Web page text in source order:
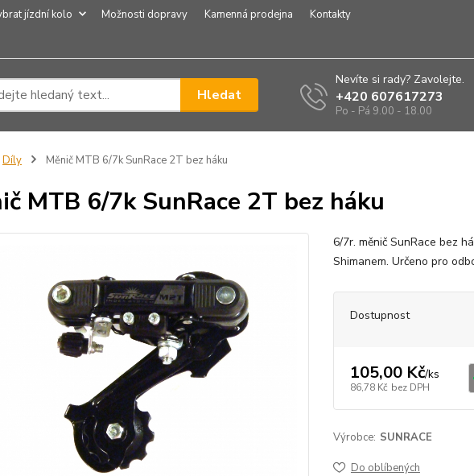
jízdní kolo Možnosti dopravy Kamenná prodejna
Kontakty
Hledat
Nevíte si rady? Zavolejte.
+420 607617273
Po - Pá 9.00 - 18.00
Díly Měnič MTB 6/7k SunRace 2T bez háku
MTB 6/7k SunRace 2T bez háku
6/7r. měnič SunRace bez
Shimanem. Určeno pro
Dostupnost
105,00 Kč/ks
86,78 Kč bez DPH
Výrobce: SUNRACE
Do oblíbených